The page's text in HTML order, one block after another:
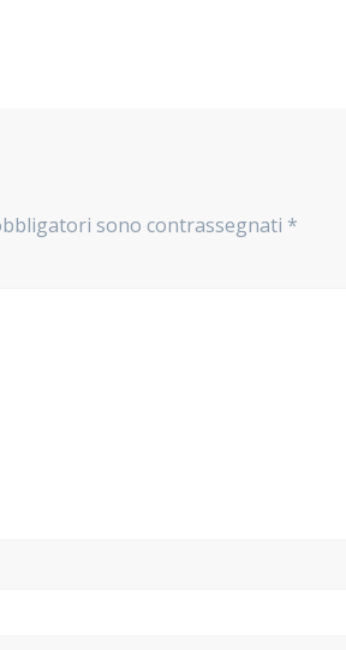
sono contrassegnati *